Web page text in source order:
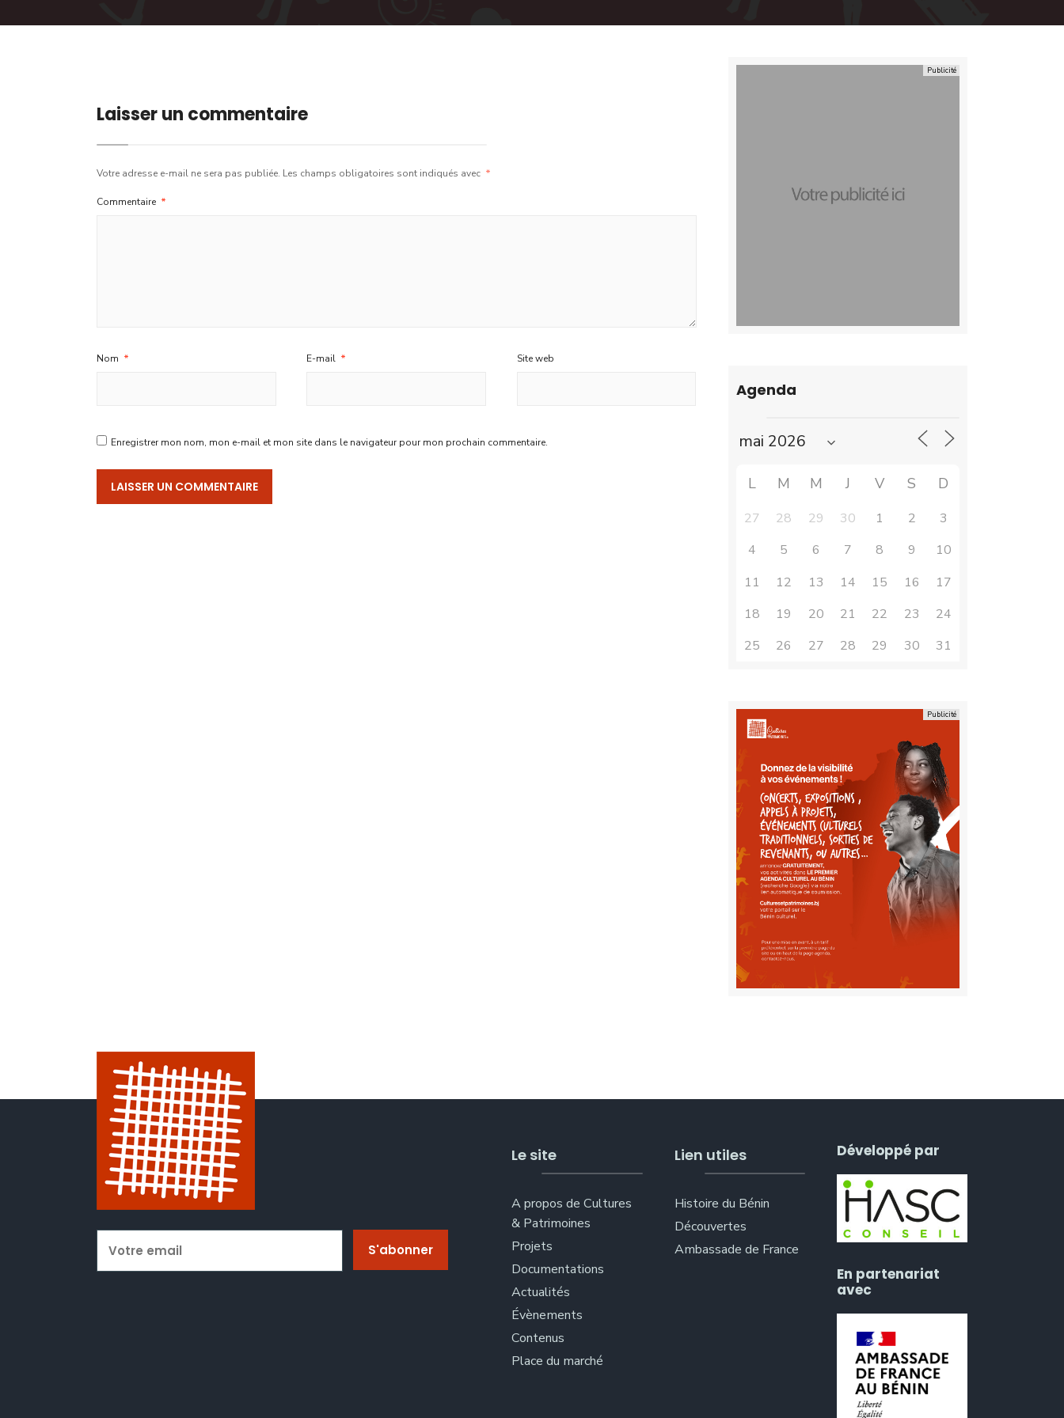
Laisser un commentaire
Votre adresse e-mail ne sera pas publiée. Les champs obligatoires sont indiqués avec *
Commentaire *
Nom * E-mail * Site web
Enregistrer mon nom, mon e-mail et mon site dans le navigateur pour mon prochain commentaire.
Agenda
L M M J V S D
27 28 29 30 1 2
3
4
5 6 7 8 9
10
11
12 13 14 15 16
17
18
19 20 21 22 23
24
25
26 27 28 29 30 31
Le site
A propos de Cultures
& Patrimoines
Projets
Documentations
Actualités
Évènements
Contenus
Place du marché
Lien utiles
Histoire du Bénin
Découvertes
Ambassade de France
Développé par
En partenariat
avec